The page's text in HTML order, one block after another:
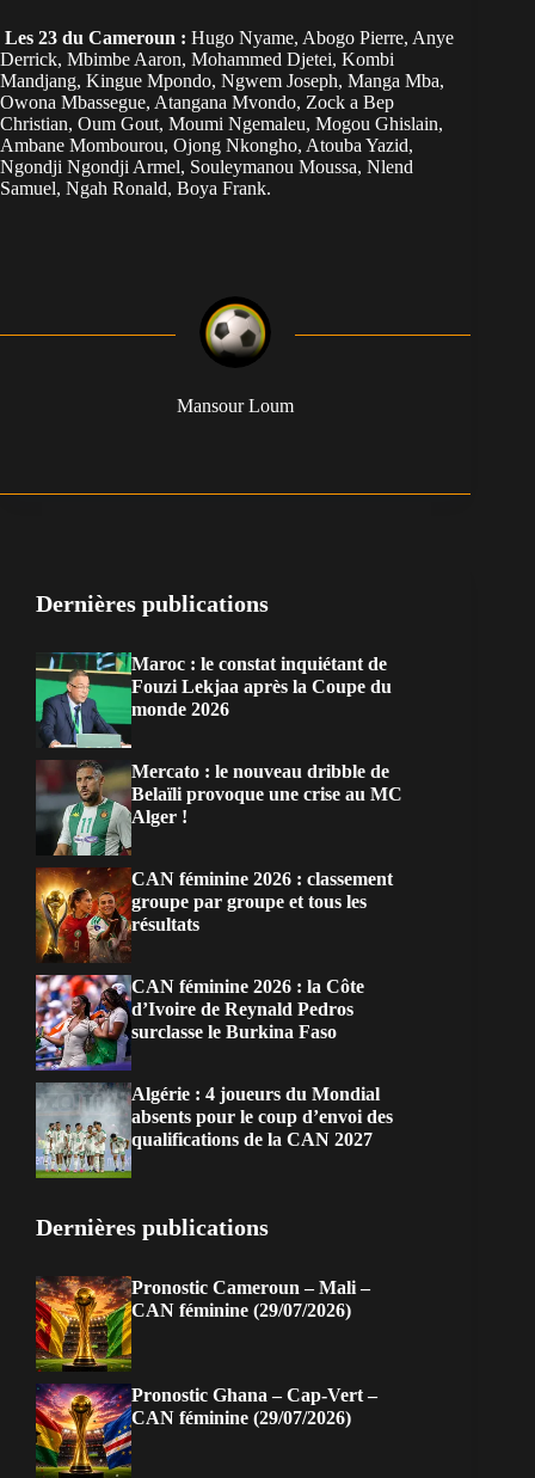
Les 23 du Cameroun : Hugo Nyame, Abogo Pierre, Anye
Derrick, Mbimbe Aaron, Mohammed Djetei, Kombi
Mandjang, Kingue Mpondo, Ngwem Joseph, Manga Mba,
Owona Mbassegue, Atangana Mvondo, Zock a Bep
Christian, Oum Gout, Moumi Ngemaleu, Mogou Ghislain,
Ambane Mombourou, Ojong Nkongho, Atouba Yazid,
Ngondji Ngondji Armel, Souleymanou Moussa, Nlend
Samuel, Ngah Ronald, Boya Frank.
Mansour Loum
Dernières publications
Maroc : le constat inquiétant de
Fouzi Lekjaa après la Coupe du
monde 2026
Mercato : le nouveau dribble de
Belaïli provoque une crise au MC
Alger !
CAN féminine 2026 : classement
groupe par groupe et tous les
résultats
CAN féminine 2026 : la Côte
d’Ivoire de Reynald Pedros
surclasse le Burkina Faso
Algérie : 4 joueurs du Mondial
absents pour le coup d’envoi des
qualifications de la CAN 2027
Dernières publications
Pronostic Cameroun – Mali –
CAN féminine (29/07/2026)
Pronostic Ghana – Cap-Vert –
CAN féminine (29/07/2026)